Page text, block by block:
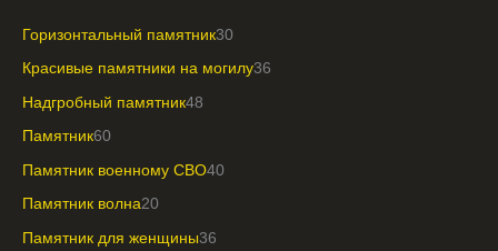
Горизонтальный памятник30
Красивые памятники на могилу36
Надгробный памятник48
Памятник60
Памятник военному СВО40
Памятник волна20
Памятник для женщины36